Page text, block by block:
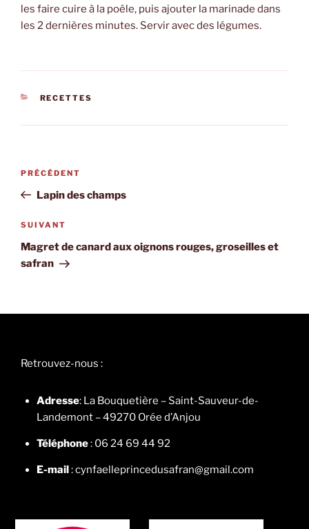
les faire cuire à la poêle, puis ajouter la marinade dans
les 2 dernières minutes. Servir avec des légumes.
CATÉGORIES
RECETTES
Navigation
l’article
Article
précédent
PRÉCÉDENT
Lapin des champs
Article
suivant
SUIVANT
Magret de canard aux oignons rouges, groseilles et
safran
Retrouvez-nous :
Adresse: La Bouquetière – Saint-Sauveur-de-
Landemont – 49270 Orée d’Anjou
Téléphone: 06 24 69 44 92
E-mail: cynfaelleprincedusafran@gmail.com